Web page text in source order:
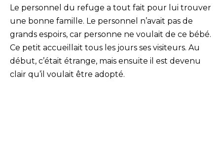
Le personnel du refuge a tout fait pour lui trouver
une bonne famille. Le personnel n’avait pas de
grands espoirs, car personne ne voulait de ce bébé.
Ce petit accueillait tous les jours ses visiteurs. Au
début, c’était étrange, mais ensuite il est devenu
clair qu’il voulait être adopté.